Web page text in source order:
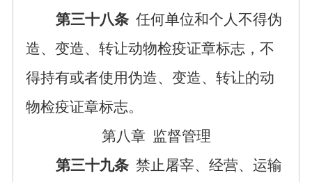
第三十八条 任何单位和个人不得伪
造、变造、转让动物检疫证章标志，不
得持有或者使用伪造、变造、转让的动
物检疫证章标志。
第八章 监督管理
第三十九条 禁止屠宰、经营、运输